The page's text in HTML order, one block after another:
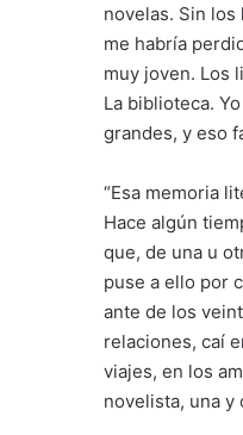
novelas. Sin
me habría
muy joven. Los
La biblioteca.
grandes, y eso
“Esa memoria
Hace algún
que, de una u
puse a ello por
ante de los
relaciones, caí
viajes, en los
novelista, una y